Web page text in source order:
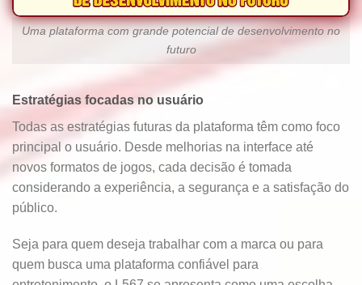
Uma plataforma com grande potencial de desenvolvimento no
futuro
Estratégias focadas no usuário
Todas as estratégias futuras da plataforma têm como foco
principal o usuário. Desde melhorias na interface até
novos formatos de jogos, cada decisão é tomada
considerando a experiência, a segurança e a satisfação do
público.
Seja para quem deseja trabalhar com a marca ou para
quem busca uma plataforma confiável para